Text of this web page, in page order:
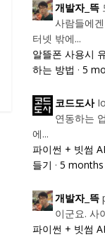
개발자_뜩
사람들에
터넷 밖에...
알뜰폰 사용시
하는 방법 · 5
코드도사
연동하는
에...
파이썬 + 빗썸
들기 · 5
개발자_뜩
이군요. 사
파이썬 + 빗썸